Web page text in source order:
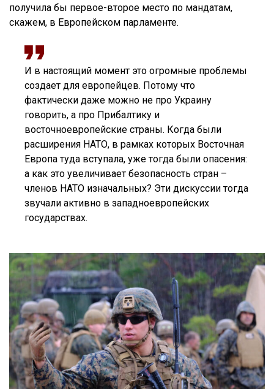
получила бы первое-второе место по мандатам,
скажем, в Европейском парламенте.
И в настоящий момент это огромные проблемы
создает для европейцев. Потому что
фактически даже можно не про Украину
говорить, а про Прибалтику и
восточноевропейские страны. Когда были
расширения НАТО, в рамках которых Восточная
Европа туда вступала, уже тогда были опасения:
а как это увеличивает безопасность стран –
членов НАТО изначальных? Эти дискуссии тогда
звучали активно в западноевропейских
государствах.